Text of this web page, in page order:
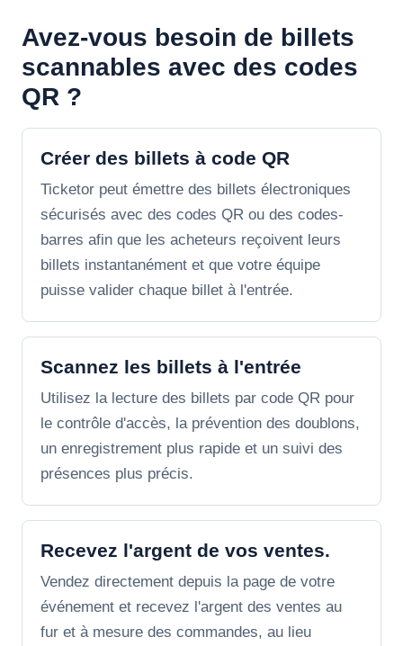
Avez-vous besoin de billets
scannables avec des codes
QR ?
Créer des billets à code QR
Ticketor peut émettre des billets électroniques
sécurisés avec des codes QR ou des codes-
barres afin que les acheteurs reçoivent leurs
billets instantanément et que votre équipe
puisse valider chaque billet à l'entrée.
Scannez les billets à l'entrée
Utilisez la lecture des billets par code QR pour
le contrôle d'accès, la prévention des doublons,
un enregistrement plus rapide et un suivi des
présences plus précis.
Recevez l'argent de vos ventes.
Vendez directement depuis la page de votre
événement et recevez l'argent des ventes au
fur et à mesure des commandes, au lieu